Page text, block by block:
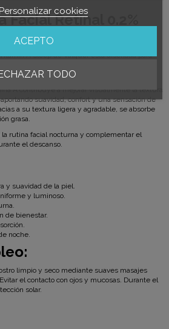
Facial Retinal 0.2%
30 ml
A Sleep de Valquer está diseñada para
a mejorar el aspecto de la piel y
uniforme, luminosa y revitalizada.
A contribuye a mejorar visualmente la textura
suavidad, confort y una sensación de
a su textura ligera y agradable, se absorbe
grasa.
la rutina facial nocturna y complementar el
el descanso.
y suavidad de la piel.
y luminoso.
de bienestar.
noche.
limpio y seco mediante suaves masajes
el contacto con ojos y mucosas. Durante el
solar.
Personalizar cookies
TODO
ACEPTO